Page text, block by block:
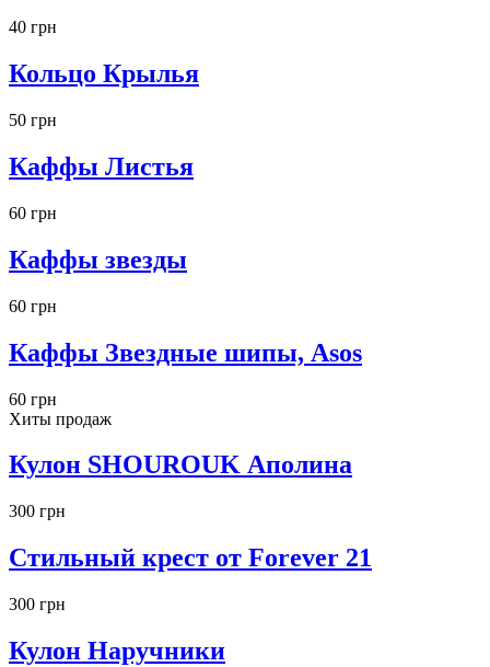
40 грн
Кольцо Крылья
50 грн
Каффы Листья
60 грн
Каффы звезды
60 грн
Каффы Звездные шипы, Asos
60 грн
Хиты продаж
Кулон SHOUROUK Аполина
300 грн
Стильный крест от Forever 21
300 грн
Кулон Наручники